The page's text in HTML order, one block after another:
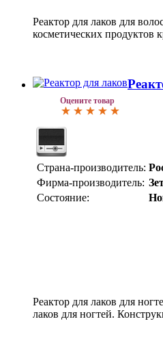
Реактор для лаков для
косметических продуктов
Оцените товар
Страна-производитель:
Фирма-производитель:
Состояние:
Реактор для лаков для
лаков для ногтей.